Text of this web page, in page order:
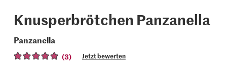
Knusperbrötchen Panzanella
Panzanella
(3) Jetzt bewerten